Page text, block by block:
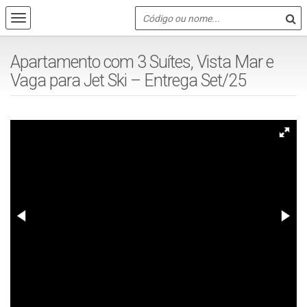
Apartamento com 3 Suítes, Vista Mar e
Vaga para Jet Ski – Entrega Set/25